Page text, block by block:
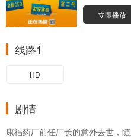
立即播放
线路1
HD
剧情
康福药厂前任厂长的意外去世，